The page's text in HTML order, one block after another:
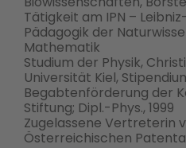
Tätigkeit am IPN –
Pädagogik der
Mathematik
Studium der Physik,
Universität Kiel,
Begabtenförderung der
Stiftung; Dipl.-Phys., 1999
Zugelassene Vertreterin
Österreichischen